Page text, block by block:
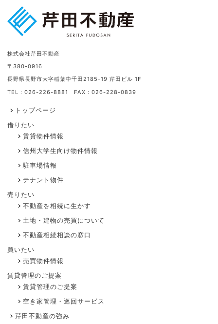
株式会社芹田不動産
〒380-0916
長野県長野市大字稲葉中千田2185-19 芹田ビル 1F
TEL：026-226-8881 FAX：026-228-0839
トップページ
借りたい
賃貸物件情報
信州大学生向け物件情報
駐車場情報
テナント物件
売りたい
不動産を相続に生かす
土地・建物の売買について
不動産相続相談の窓口
買いたい
売買物件情報
賃貸管理のご提案
賃貸管理のご提案
空き家管理・巡回サービス
芹田不動産の強み